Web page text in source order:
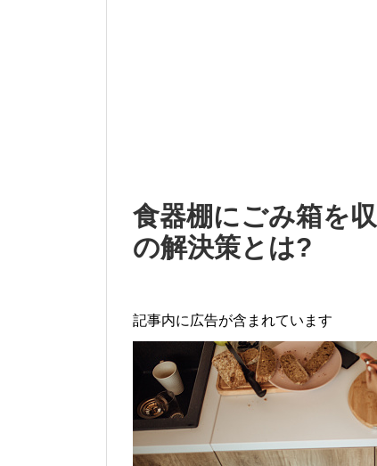
食器棚にごみ箱を
の解決策とは?
記事内に広告が含まれています